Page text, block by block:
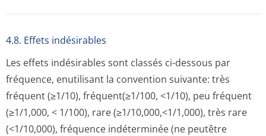
4.8. Effets indésirables
Les effets indésirables sont classés ci-dessous par
fréquence, enutilisant la convention suivante: très
fréquent (≥1/10), fréquent(≥1/100, <1/10), peu fréquent
(≥1/1,000, < 1/100), rare (≥1/10,000,<1­/1,000), très rare
(<1/10,000), fréquence indéterminée (ne peutêtre